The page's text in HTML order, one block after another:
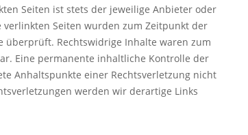
Seiten ist stets der jeweilige Anbieter oder
Seiten wurden zum Zeitpunkt der
überprüft. Rechtswidrige Inhalte waren zum
Eine permanente inhaltliche Kontrolle der
Anhaltspunkte einer Rechtsverletzung nicht
werden wir derartige Links